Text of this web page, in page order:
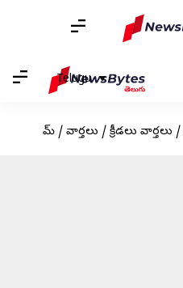
Telugu
హోమ్ / వార్తలు / క్రీడలు వార్తలు /